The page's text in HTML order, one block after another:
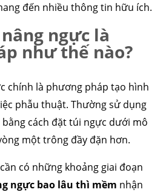
đến nhiều thông tin hữu ích.
ngực là
như thế nào?
chính là phương pháp tạo hình
phẫu thuật. Thường sử dụng
cách đặt túi ngực dưới mô
một trông đầy đặn hơn.
có những khoảng giai đoạn
ngực bao lâu thì mềm nhận